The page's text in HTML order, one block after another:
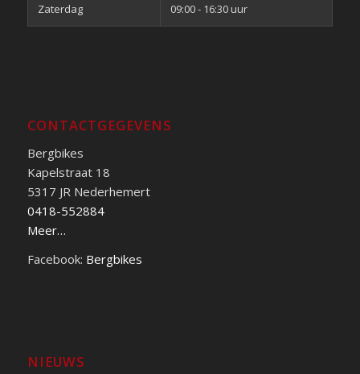
Zaterdag 09:00 - 16:30 uur
CONTACTGEGEVENS
Bergbikes
Kapelstraat 18
5317 JR Nederhemert
0418-552884
Meer…
Facebook: Bergbikes
NIEUWS